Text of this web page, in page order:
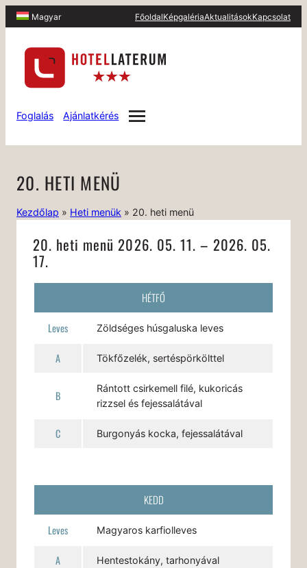
Magyar FőoldalKépgalériaAktualitásokKapcsolat
Foglalás Ajánlatkérés
20. HETI MENÜ
Kezdőlap » Heti menük » 20. heti menü
20. heti menü 2026. 05. 11. – 2026. 05.
17.
HÉTFŐ
Leves Zöldséges húsgaluska leves
A Tökfőzelék, sertéspörkölttel
B
Rántott csirkemell filé, kukoricás
rizzsel és fejessalátával
C Burgonyás kocka, fejessalátával
KEDD
Leves Magyaros karfiolleves
A Hentestokány, tarhonyával